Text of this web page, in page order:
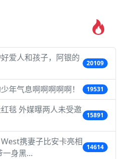
爱人和孩子，阿银的
20109
年气息啊啊啊啊啊！ 19531
毯 外媒曝两人未受邀
15891
携妻子比安卡亮相
一身黑…
14614